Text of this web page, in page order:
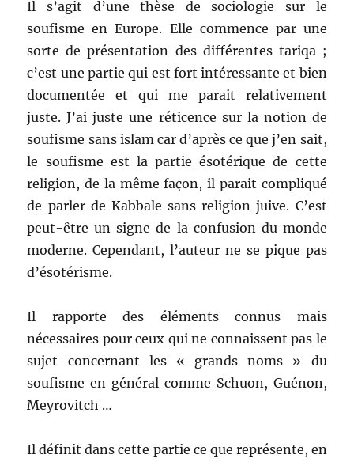
Il s’agit d’une thèse de sociologie sur le
soufisme en Europe. Elle commence par une
sorte de présentation des différentes tariqa ;
c’est une partie qui est fort intéressante et bien
documentée et qui me parait relativement
juste. J’ai juste une réticence sur la notion de
soufisme sans islam car d’après ce que j’en sait,
le soufisme est la partie ésotérique de cette
religion, de la même façon, il parait compliqué
de parler de Kabbale sans religion juive. C’est
peut-être un signe de la confusion du monde
moderne. Cependant, l’auteur ne se pique pas
d’ésotérisme.
Il rapporte des éléments connus mais
nécessaires pour ceux qui ne connaissent pas le
sujet concernant les « grands noms » du
soufisme en général comme Schuon, Guénon,
Meyrovitch …
Il définit dans cette partie ce que représente, en